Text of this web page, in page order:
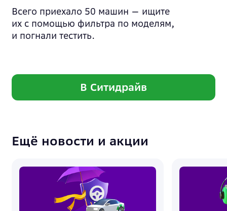
Всего приехало 50 машин — ищите
их с помощью фильтра по моделям,
и погнали тестить.
В Ситидрайв
Ещё новости и акции